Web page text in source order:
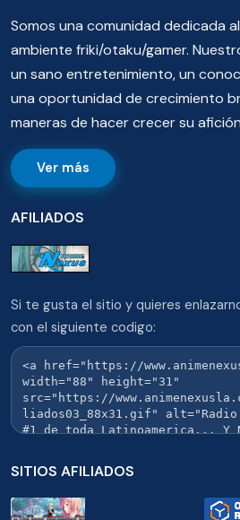
Somos una comunidad dedicada
ambiente friki/otaku/gamer.
un sano entretenimiento, un
una oportunidad de crecimiento
maneras de hacer crecer su
Ver más
AFILIADOS
Si te gusta el sitio y quieres
con el siguiente codigo:
SITIOS AFILIADOS